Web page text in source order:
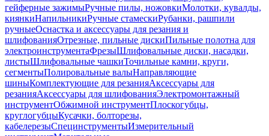
гейферные зажимыРучные пилы, ножовкиМолотки, кувалды,
киянкиНапильникиРучные стамескиРубанки, рашпили
ручныеОснастка и аксессуары для резания и
шлифованияОтрезные, пильные дискиПильные полотна для
электроинструментаФрезыШлифовальные диски, насадки,
листыШлифовальные чашкиТочильные камни, круги,
сегментыПолировальные валыНаправляющие
шиныКомплектующие для резанияАксессуары для
резанияАксессуары для шлифованияЭлектромонтажный
инструментОбжимной инструментПлоскогубцы,
круглогубцыКусачки, болторезы,
кабелерезыСпецинструментыИзмерительный